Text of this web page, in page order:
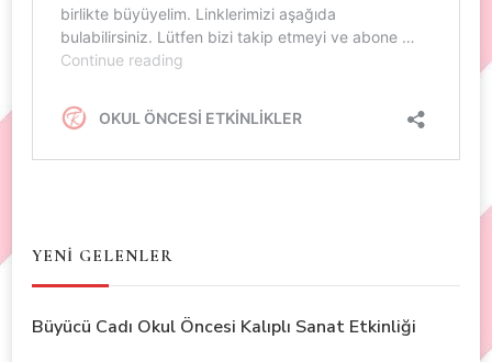
YENİ GELENLER
Büyücü Cadı Okul Öncesi Kalıplı Sanat Etkinliği